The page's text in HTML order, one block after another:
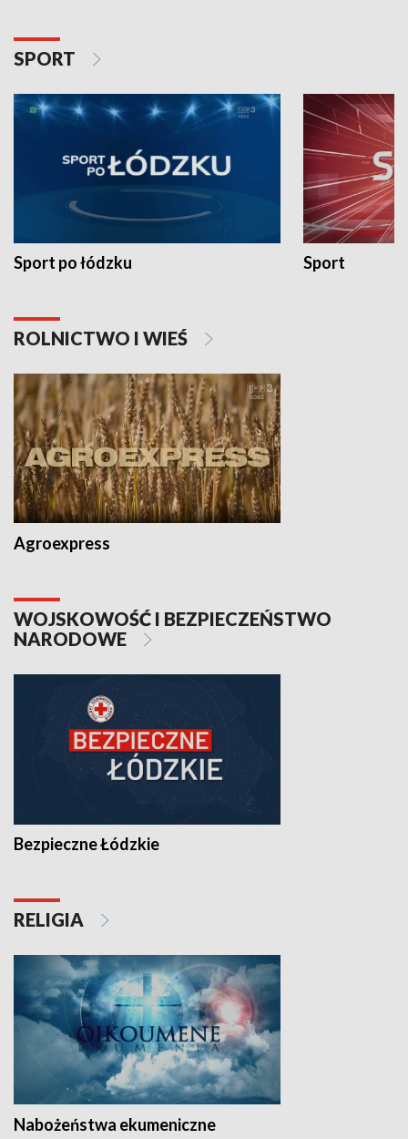
SPORT
Sport po łódzku Sport
ROLNICTWO I WIEŚ
Agroexpress
WOJSKOWOŚĆ I BEZPIECZEŃSTWO
NARODOWE
Bezpieczne Łódzkie
RELIGIA
Nabożeństwa ekumeniczne